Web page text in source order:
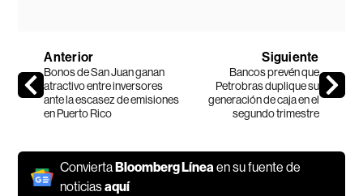
Anterior
Bonos de San Juan ganan
atractivo entre inversores
ante la escasez de emisiones
en Puerto Rico
Siguiente
Bancos prevén que
Petrobras duplique su
generación de caja en el
segundo trimestre
ConviertaBloomberg Líneaen su fuente de
noticiasaquí